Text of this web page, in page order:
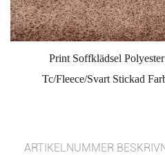
Print Soffklädsel
Tc/Fleece/Svart Stickad
ARTIKELNUMMER